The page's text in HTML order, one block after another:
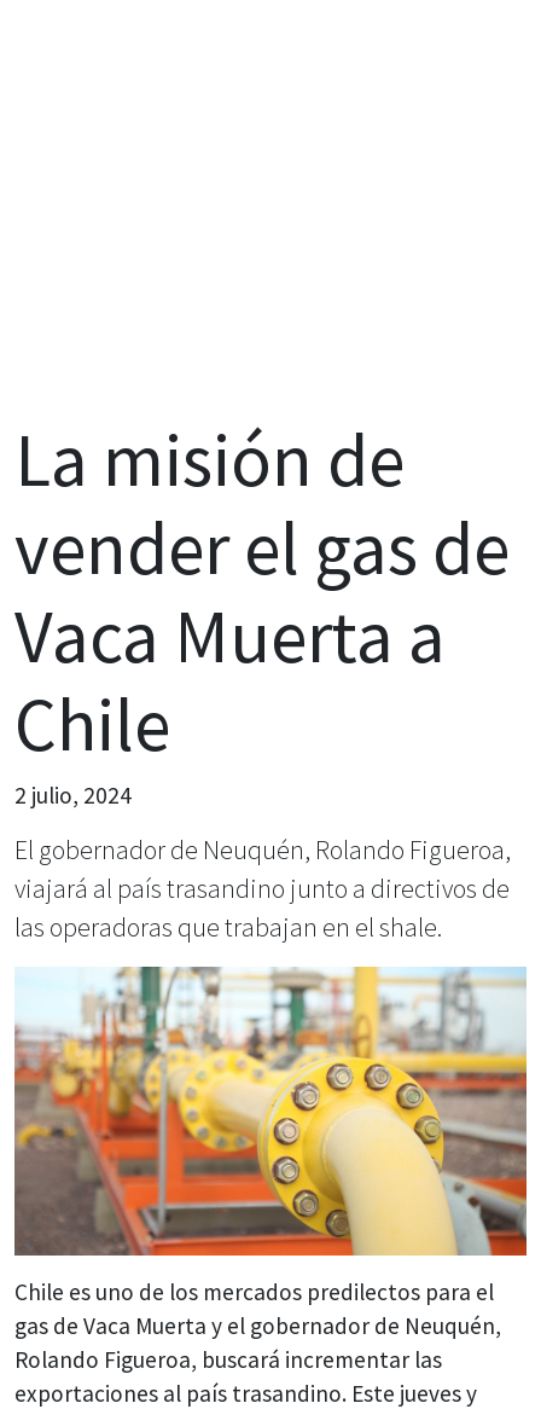
La misión de
vender el gas de
Vaca Muerta a
Chile
2 julio, 2024
El gobernador de Neuquén, Rolando Figueroa,
viajará al país trasandino junto a directivos de
las operadoras que trabajan en el shale.
Chile es uno de los mercados predilectos para el
gas de Vaca Muerta y el gobernador de Neuquén,
Rolando Figueroa, buscará incrementar las
exportaciones al país trasandino. Este jueves y